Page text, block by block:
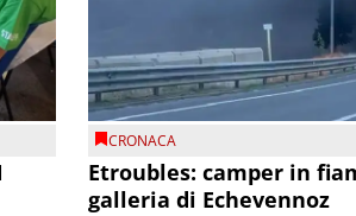
CRONACA
Etroubles: camper in
galleria di Echevennoz